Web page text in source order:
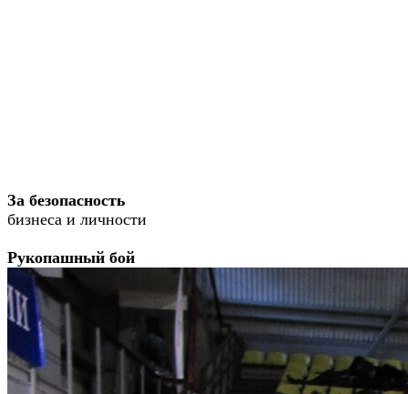
За безопасность
бизнеса и личности
Рукопашный бой